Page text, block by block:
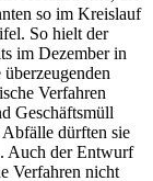
so im Kreislauf
So hielt der
im Dezember in
Verfahren
Geschäftsmüll
dürften sie
Auch der Entwurf
Verfahren nicht